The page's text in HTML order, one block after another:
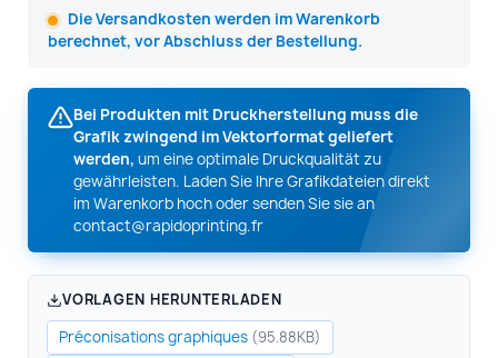
Die Versandkosten werden im Warenkorb
berechnet, vor Abschluss der Bestellung.
Bei Produkten mit Druckherstellung muss die
Grafik zwingend im Vektorformat geliefert
werden, um eine optimale Druckqualität zu
gewährleisten. Laden Sie Ihre Grafikdateien direkt
im Warenkorb hoch oder senden Sie sie an
contact@rapidoprinting.fr
VORLAGEN HERUNTERLADEN
Préconisations graphiques (95.88KB)